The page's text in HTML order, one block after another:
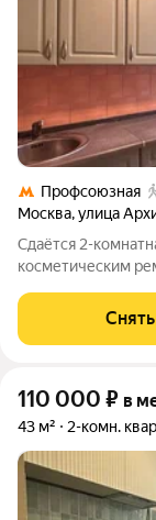
Профсоюзная
Москва,улица
Сдаётся 2-
косметическим
Холодильник Дом
дворе есть
Снять
110 000 ₽ в
43 м² 2-комн.